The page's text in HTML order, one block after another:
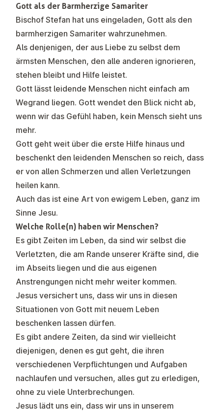
Gott als der Barmherzige Samariter
Bischof Stefan hat uns eingeladen, Gott als den
barmherzigen Samariter wahrzunehmen.
Als denjenigen, der aus Liebe zu selbst dem
ärmsten Menschen, den alle anderen ignorieren,
stehen bleibt und Hilfe leistet.
Gott lässt leidende Menschen nicht einfach am
Wegrand liegen. Gott wendet den Blick nicht ab,
wenn wir das Gefühl haben, kein Mensch sieht uns
mehr.
Gott geht weit über die erste Hilfe hinaus und
beschenkt den leidenden Menschen so reich, dass
er von allen Schmerzen und allen Verletzungen
heilen kann.
Auch das ist eine Art von ewigem Leben, ganz im
Sinne Jesu.
Welche Rolle(n) haben wir Menschen?
Es gibt Zeiten im Leben, da sind wir selbst die
Verletzten, die am Rande unserer Kräfte sind, die
im Abseits liegen und die aus eigenen
Anstrengungen nicht mehr weiter kommen.
Jesus versichert uns, dass wir uns in diesen
Situationen von Gott mit neuem Leben
beschenken lassen dürfen.
Es gibt andere Zeiten, da sind wir vielleicht
diejenigen, denen es gut geht, die ihren
verschiedenen Verpflichtungen und Aufgaben
nachlaufen und versuchen, alles gut zu erledigen,
ohne zu viele Unterbrechungen.
Jesus lädt uns ein, dass wir uns in unserem